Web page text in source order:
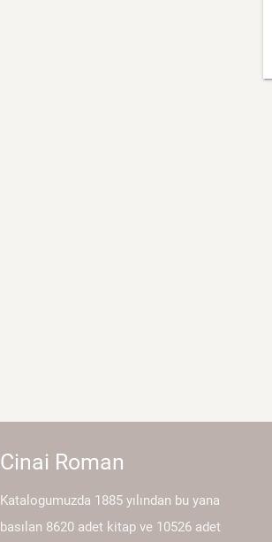
Cinai Roman
Katalogumuzda 1885 yılından bu yana
basılan 8620 adet kitap ve 10526 adet